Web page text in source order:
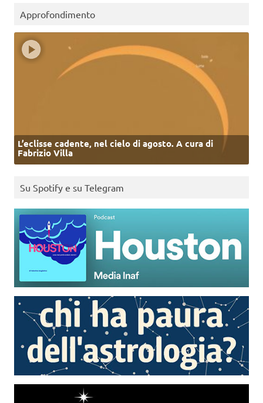
Approfondimento
L’eclisse cadente, nel cielo di agosto. A cura di
Fabrizio Villa
Su Spotify e su Telegram